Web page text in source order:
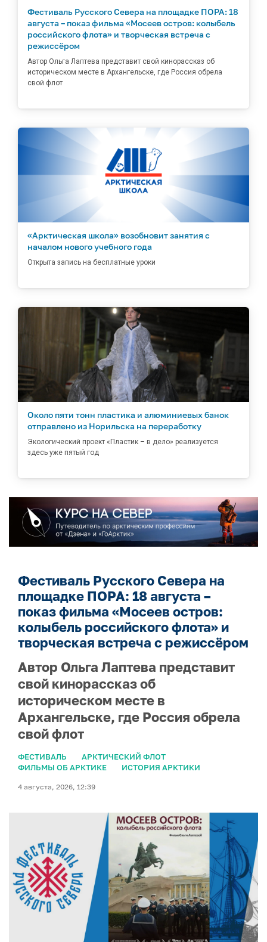
Фестиваль Русского Севера на площадке ПОРА: 18
августа – показ фильма «Мосеев остров: колыбель
российского флота» и творческая встреча с
режиссёром
Автор Ольга Лаптева представит свой кинорассказ об
историческом месте в Архангельске, где Россия обрела
свой флот
«Арктическая школа» возобновит занятия с
началом нового учебного года
Открыта запись на бесплатные уроки
Около пяти тонн пластика и алюминиевых банок
отправлено из Норильска на переработку
Экологический проект «Пластик – в дело» реализуется
здесь уже пятый год
Фестиваль Русского Севера на
площадке ПОРА: 18 августа –
показ фильма «Мосеев остров:
колыбель российского флота» и
творческая встреча с режиссёром
Автор Ольга Лаптева представит
свой кинорассказ об
историческом месте в
Архангельске, где Россия обрела
свой флот
ФЕСТИВАЛЬ
АРКТИЧЕСКИЙ ФЛОТ
ФИЛЬМЫ ОБ АРКТИКЕ
ИСТОРИЯ АРКТИКИ
4 августа, 2026, 12:39